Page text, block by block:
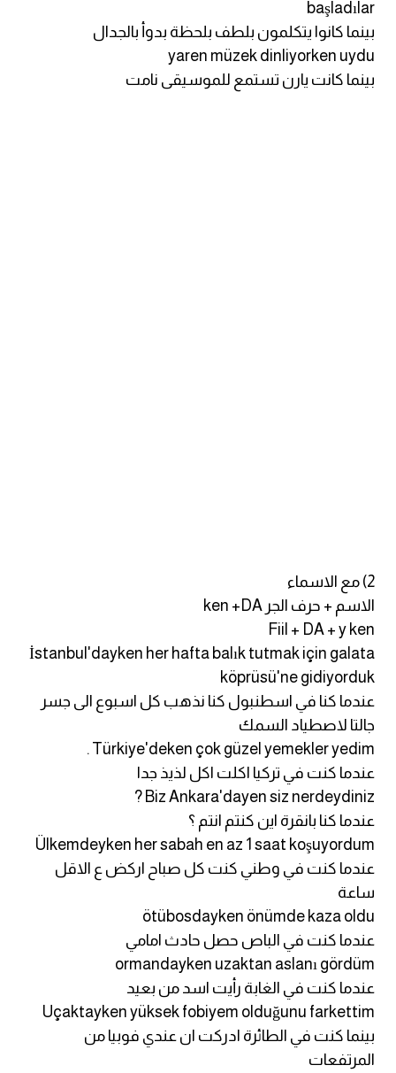
كلمات بحرف g
كلمات بحرف h
كلمات بحرف s
كلمات بحرف t
كلمات بحرف u
كلمات بحرف v
كلمات بحرف w
كلمات بحرف x
اغلق النافذة
başladılar
بينما كانوا يتكلمون بلطف بلحظة بدوأ بالجدال
yaren müzek dinliyorken uydu
بينما كانت يارن تستمع للموسيقى نامت
2) مع الاسماء
الاسم + حرف الجر ken +DA
Fiil + DA + y ken
İstanbul'dayken her hafta balık tutmak için galata
köprüsü'ne gidiyorduk
عندما كنا في اسطنبول كنا نذهب كل اسبوع الى جسر
جالتا لاصطياد السمك
Türkiye'deken çok güzel yemekler yedim .
عندما كنت في تركيا اكلت اكل لذيذ جدا
Biz Ankara'dayen siz nerdeydiniz ?
عندما كنا بانقرة اين كنتم انتم ؟
Ülkemdeyken her sabah en az 1 saat koşuyordum
عندما كنت في وطني كنت كل صباح اركض ع الاقل
ساعة
ötübosdayken önümde kaza oldu
عندما كنت في الباص حصل حادث امامي
ormandayken uzaktan aslanı gördüm
عندما كنت في الغابة رأيت اسد من بعيد
Uçaktayken yüksek fobiyem olduğunu farkettim
بينما كنت في الطائرة ادركت ان عندي فوبيا من
المرتفعات